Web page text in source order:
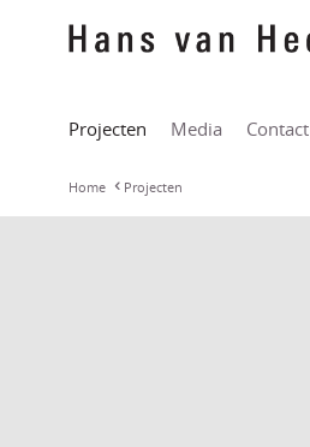
Projecten Media Contact
Home Projecten